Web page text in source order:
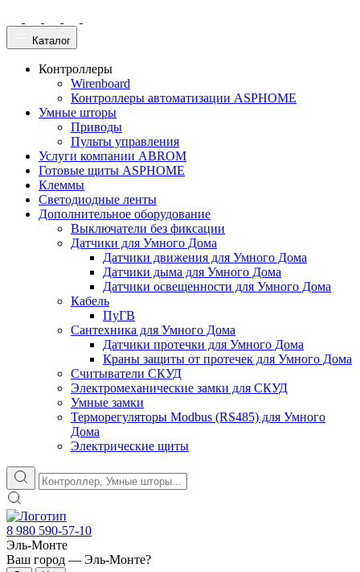
Каталог
Контроллеры
Wirenboard
Контроллеры автоматизации ASPHOME
Умные шторы
Приводы
Пульты управления
Услуги компании ABROM
Готовые щиты ASPHOME
Клеммы
Светодиодные ленты
Дополнительное оборудование
Выключатели без фиксации
Датчики для Умного Дома
Датчики движения для Умного Дома
Датчики дыма для Умного Дома
Датчики освещенности для Умного Дома
Кабель
ПуГВ
Сантехника для Умного Дома
Датчики протечки для Умного Дома
Краны защиты от протечек для Умного Дома
Считыватели СКУД
Электромеханические замки для СКУД
Умные замки
Терморегуляторы Modbus (RS485) для Умного
Дома
Электрические щиты
8 980 590-57-10
Эль-Монте
Ваш город — Эль-Монте?